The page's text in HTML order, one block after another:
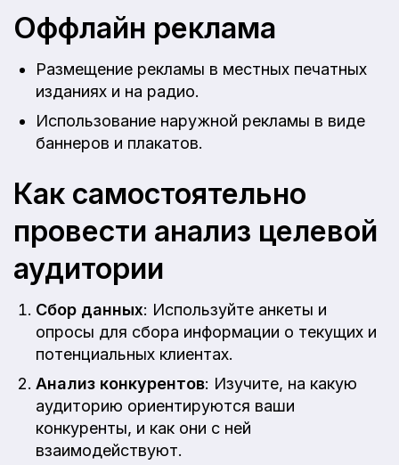
Оффлайн реклама
Размещение рекламы в местных печатных
изданиях и на радио.
Использование наружной рекламы в виде
баннеров и плакатов.
Как самостоятельно
провести анализ целевой
аудитории
Сбор данных: Используйте анкеты и
опросы для сбора информации о текущих и
потенциальных клиентах.
Анализ конкурентов: Изучите, на какую
аудиторию ориентируются ваши
конкуренты, и как они с ней
взаимодействуют.